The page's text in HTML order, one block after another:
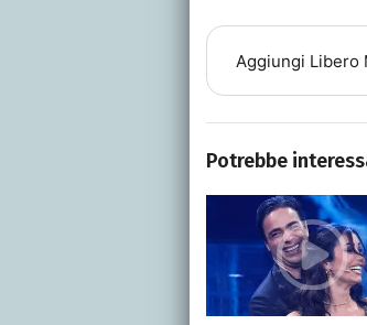
Aggiungi Libero
Potrebbe